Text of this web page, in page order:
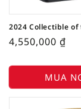
2024 Collectible of
4,550,000 ₫
MUA